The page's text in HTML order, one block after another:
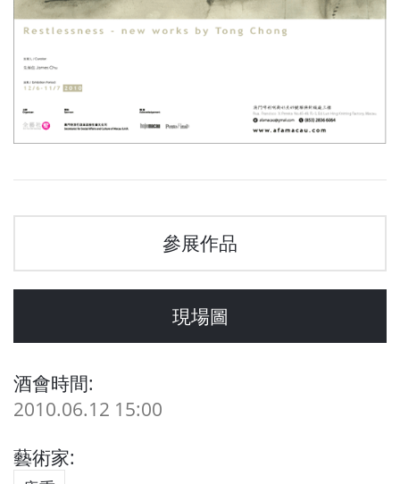
參展作品
現場圖
酒會時間:
2010.06.12 15:00
藝術家: